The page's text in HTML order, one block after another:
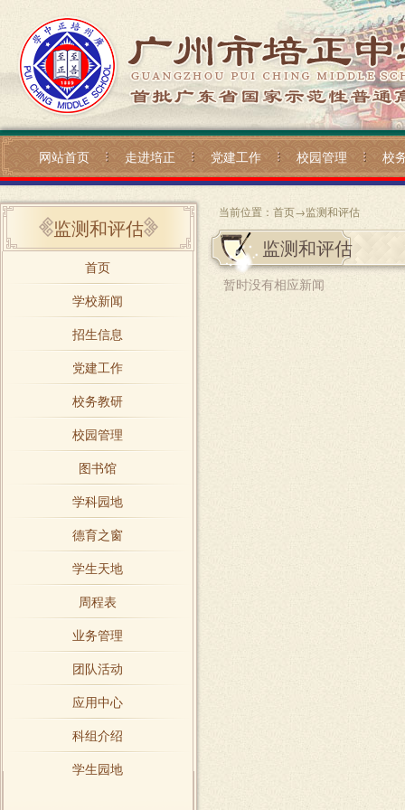
网站首页 走进培正 党建工作 校园管理 校
监测和评估
首页
学校新闻
招生信息
党建工作
校务教研
校园管理
图书馆
学科园地
德育之窗
学生天地
周程表
业务管理
团队活动
应用中心
科组介绍
学生园地
当前位置： 首页→监测和评估
监测和评估
暂时没有相应新闻